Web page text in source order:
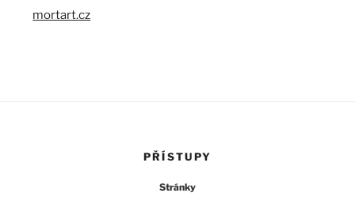
mortart.cz
PŘÍSTUPY
Stránky